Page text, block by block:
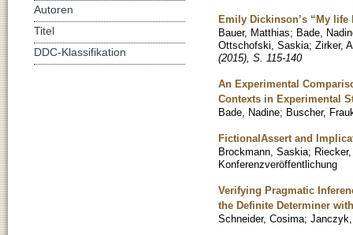
Emily Dickinson’s “My
Bauer, Matthias; Bade,
Ottschofski, Saskia; Zirker,
(2015), S. 115-140
An Experimental
Contexts in Experimental
Bade, Nadine; Buscher,
FictionalAssert and
Brockmann, Saskia;
Konferenzveröffentlichung
Verifying Pragmatic
the Definite Determiner
Schneider, Cosima;
Autoren
Titel
DDC-Klassifikation